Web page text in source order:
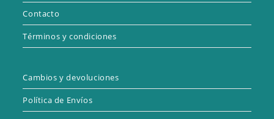
Contacto
Términos y condiciones
Cambios y devoluciones
Política de Envíos